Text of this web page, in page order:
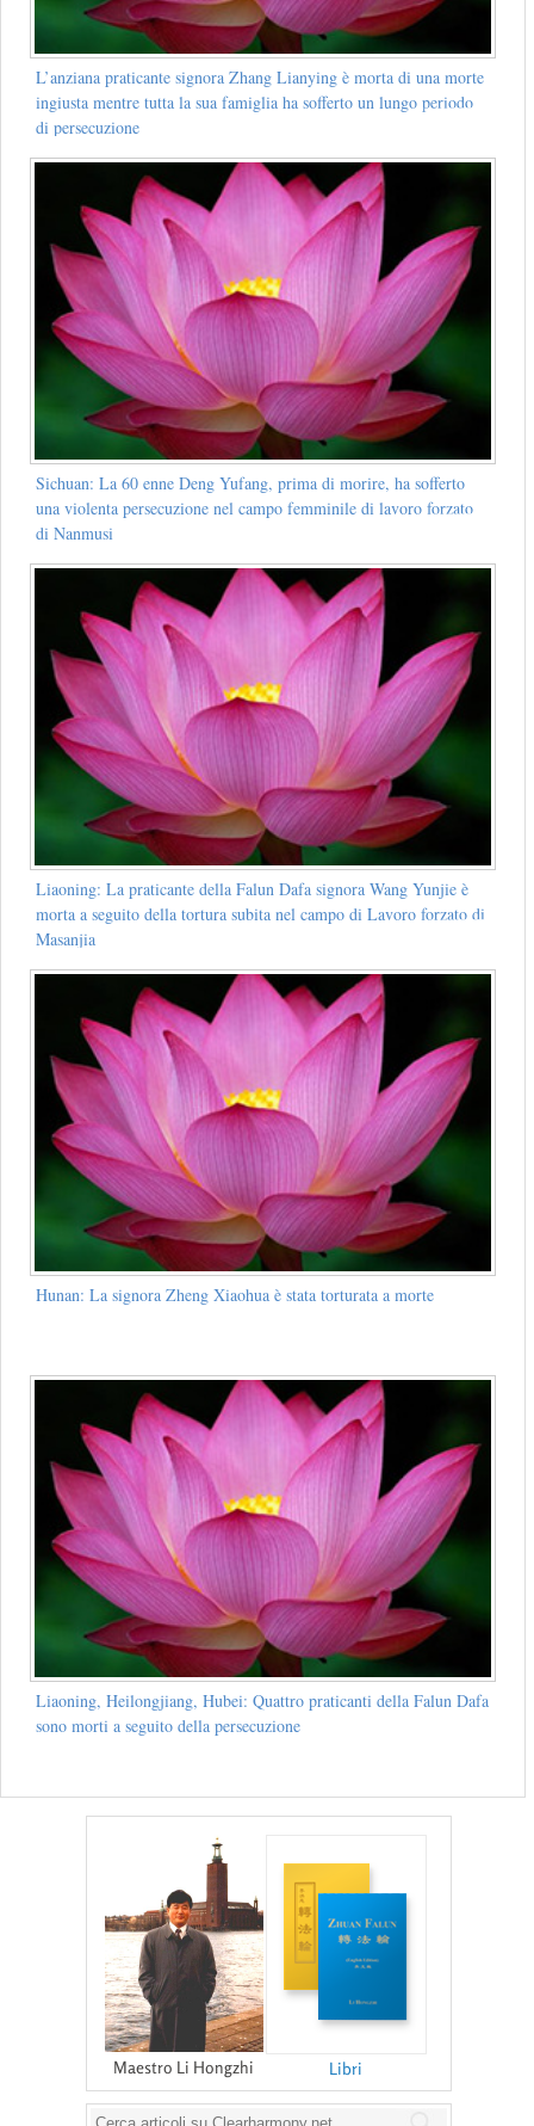
L’anziana praticante signora Zhang Lianying è morta di una morte
ingiusta mentre tutta la sua famiglia ha sofferto un lungo periodo
di persecuzione
Sichuan: La 60 enne Deng Yufang, prima di morire, ha sofferto
una violenta persecuzione nel campo femminile di lavoro forzato
di Nanmusi
Liaoning: La praticante della Falun Dafa signora Wang Yunjie è
morta a seguito della tortura subita nel campo di Lavoro forzato di
Masanjia
Hunan: La signora Zheng Xiaohua è stata torturata a morte
Liaoning, Heilongjiang, Hubei: Quattro praticanti della Falun Dafa
sono morti a seguito della persecuzione
Maestro Li Hongzhi Libri